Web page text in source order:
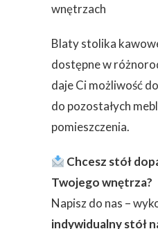
wnętrzach
Blaty stolika
dostępne w
daje Ci możliwość
do pozostałych
pomieszczenia.
Chcesz stół
Twojego wnętrza?
Napisz do nas –
indywidualny stół